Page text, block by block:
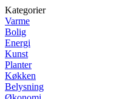
Kategorier
Varme
Bolig
Energi
Kunst
Planter
Køkken
Belysning